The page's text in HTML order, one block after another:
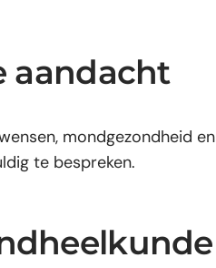
aandacht
mondgezondheid en
te bespreken.